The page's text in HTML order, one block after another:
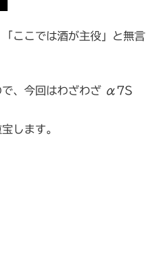
ここでは酒が主役」と無言
で、今回はわざわざ α7S
します。